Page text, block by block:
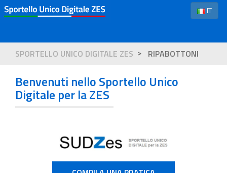
IT
SPORTELLO UNICO DIGITALE ZES RIPABOTTONI
Benvenuti nello Sportello Unico
Digitale per la ZES